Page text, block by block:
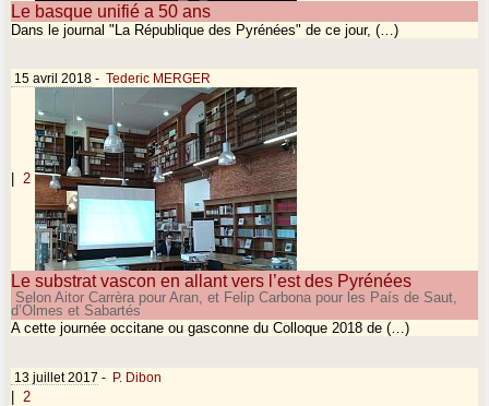
Le basque unifié a 50 ans
Dans le journal "La République des Pyrénées" de ce jour, (…)
15 avril 2018 - Tederic MERGER
2
Le substrat vascon en allant vers l’est des Pyrénées
Selon Aitor Carrèra pour Aran, et Felip Carbona pour les País de Saut,
d’Òlmes et Sabartés
A cette journée occitane ou gasconne du Colloque 2018 de (…)
13 juillet 2017 - P. Dibon
| 2